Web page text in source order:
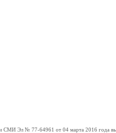
Эл № 77-64961 от 04 марта 2016 года